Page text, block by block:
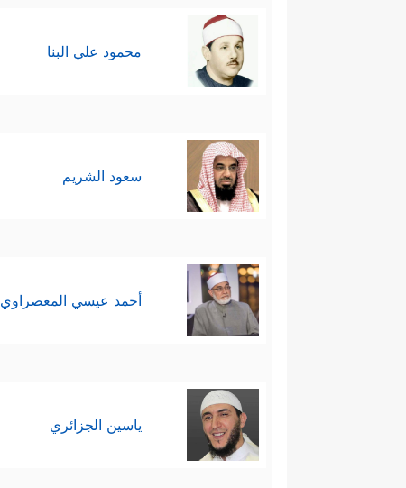
محمود علي البنا
سعود الشريم
أحمد عيسي المعصراوي
ياسين الجزائري